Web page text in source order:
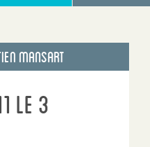
Mansart
le 3